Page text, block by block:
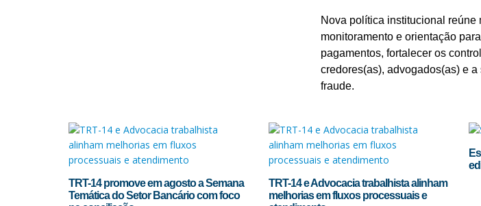
Nova política institucional reúne
monitoramento e orientação
pagamentos, fortalecer os
credores(as), advogados(as) e
fraude.
TRT-14 promove em agosto a Semana
Temática do Setor Bancário com foco
TRT-14 e Advocacia trabalhista alinham
melhorias em fluxos processuais e